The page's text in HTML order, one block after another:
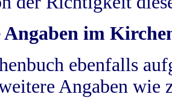
Angaben im
ebenfalls
Angaben wie